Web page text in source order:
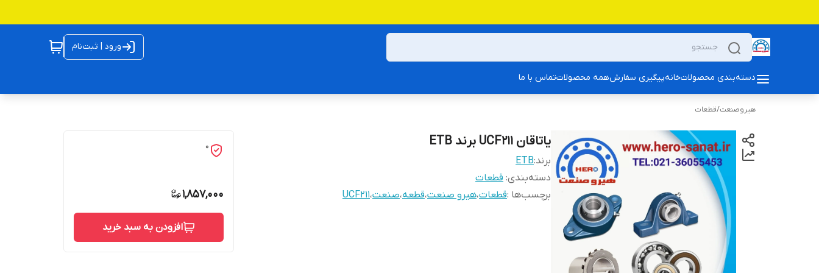
ورود | ثبت‌نام
دسته‌بندی محصولاتخانهپیگیری سفارشهمه محصولاتتماس با ما
هیروصنعت/قطعات
یاتاقان UCF211 برند ETB
برند:ETB
دسته‌بندی: قطعات
برچسب‌ها :قطعات،هیرو صنعت،قطعه،صنعت،UCF211
0
1,857,000
افزودن به سبد خرید